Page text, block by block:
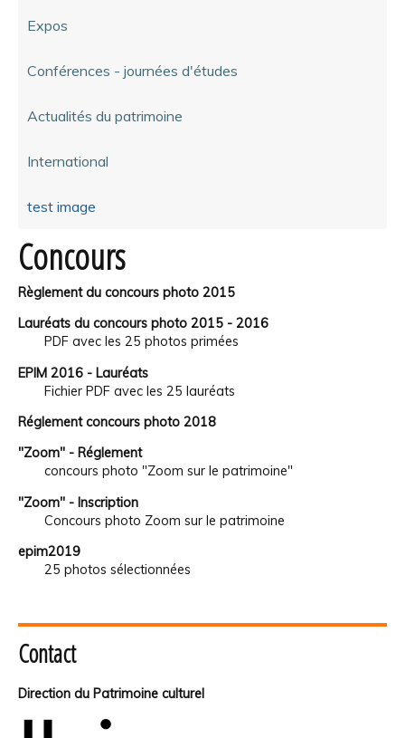
Expos
Conférences - journées d'études
Actualités du patrimoine
International
test image
Concours
Règlement du concours photo 2015
Lauréats du concours photo 2015 - 2016
PDF avec les 25 photos primées
EPIM 2016 - Lauréats
Fichier PDF avec les 25 lauréats
Réglement concours photo 2018
"Zoom" - Réglement
concours photo "Zoom sur le patrimoine"
"Zoom" - Inscription
Concours photo Zoom sur le patrimoine
epim2019
25 photos sélectionnées
Contact
Direction du Patrimoine culturel